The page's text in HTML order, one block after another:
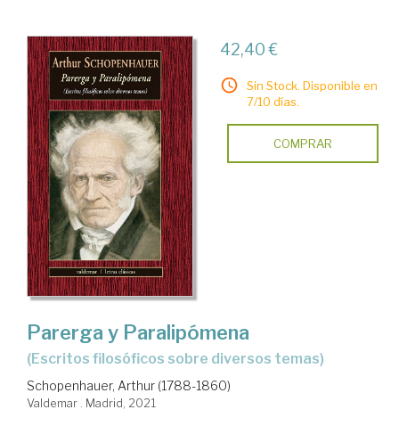
42,40 €
Sin Stock. Disponible en
7/10 días.
COMPRAR
Parerga y Paralipómena
(escritos filosóficos sobre diversos temas)
Schopenhauer, Arthur (1788-1860)
Valdemar . Madrid, 2021